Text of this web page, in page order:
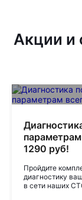
Акции и
параметрам
1290 руб!
Пройдите
диагностику
в сети наших